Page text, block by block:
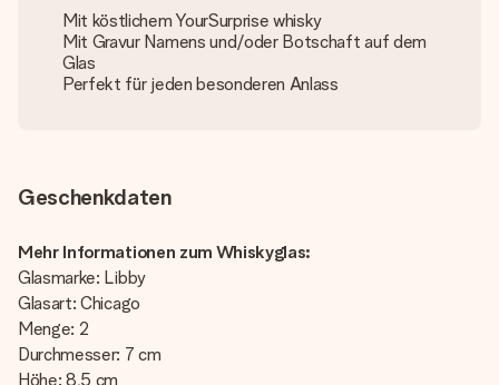
Mit köstlichem YourSurprise whisky
Mit Gravur Namens und/oder Botschaft auf dem
Glas
Perfekt für jeden besonderen Anlass
Geschenkdaten
Mehr Informationen zum Whiskyglas:
Glasmarke: Libby
Glasart: Chicago
Menge: 2
Durchmesser: 7 cm
Höhe: 8,5 cm